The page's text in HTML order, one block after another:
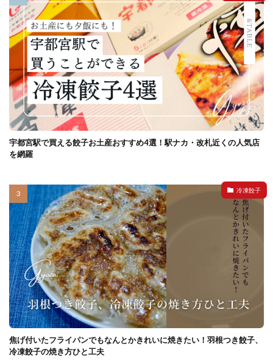
宇都宮駅で買える餃子お土産おすすめ4選！駅ナカ・改札近くの人気店
を網羅
冷凍餃子
焦げ付いたフライパンでもなんとかきれいに焼きたい！羽根つき餃子、
冷凍餃子の焼き方ひと工夫